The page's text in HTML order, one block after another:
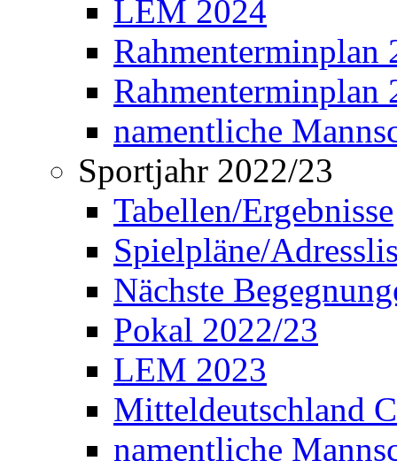
LEM 2024
Rahmenterminplan
Rahmenterminplan
namentliche
Sportjahr 2022/23
Tabellen/Ergebnisse
Spielpläne/
Nächste
Pokal 2022/23
LEM 2023
Mitteldeutschland
namentliche